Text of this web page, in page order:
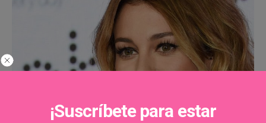
¡Suscríbete para estar